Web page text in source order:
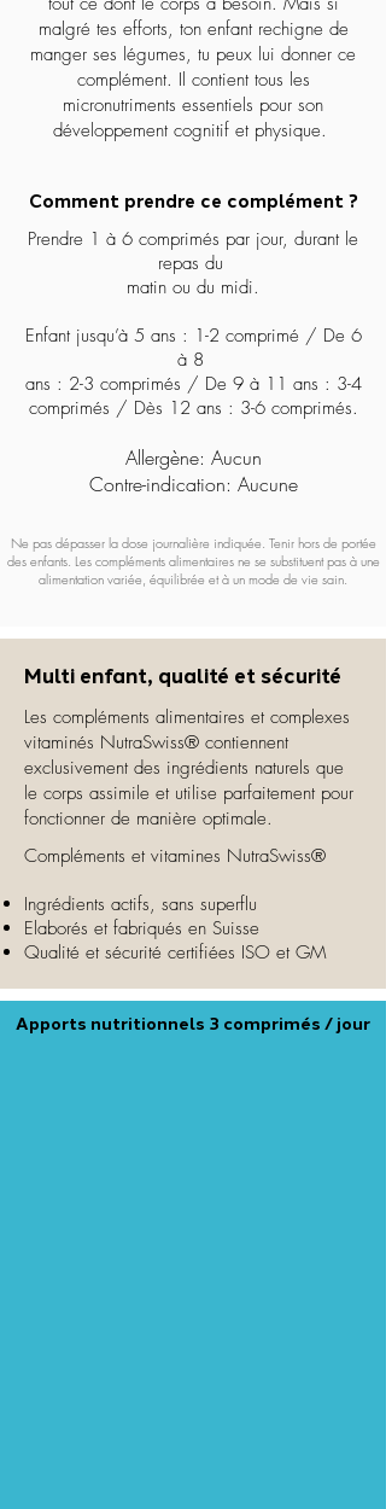
malgré tes efforts, ton enfant rechigne de
manger ses légumes, tu peux lui donner ce
complément. Il contient tous les
micronutriments essentiels pour son
développement cognitif et physique.
Comment prendre ce complément ?
Prendre 1 à 6 comprimés par jour, durant le
repas du
matin ou du midi.
Enfant jusqu’à 5 ans : 1-2 comprimé / De 6
à 8
ans : 2-3 comprimés / De 9 à 11 ans : 3-4
comprimés / Dès 12 ans : 3-6 comprimés.
Allergène: Aucun
Contre-indication: Aucune
Ne pas dépasser la dose journalière indiquée. Tenir hors de portée
des enfants. Les compléments alimentaires ne se substituent pas à une
alimentation variée, équilibrée et à un mode de vie sain.
Multi enfant, qualité et sécurité
Les compléments alimentaires et complexes
vitaminés NutraSwiss® contiennent
exclusivement des ingrédients naturels que
le corps assimile et utilise parfaitement pour
fonctionner de manière optimale.
Compléments et vitamines NutraSwiss®
Ingrédients actifs, sans superflu
Elaborés et fabriqués en Suisse
Qualité et sécurité certifiées ISO et GM
Apports nutritionnels 3 comprimés / jour